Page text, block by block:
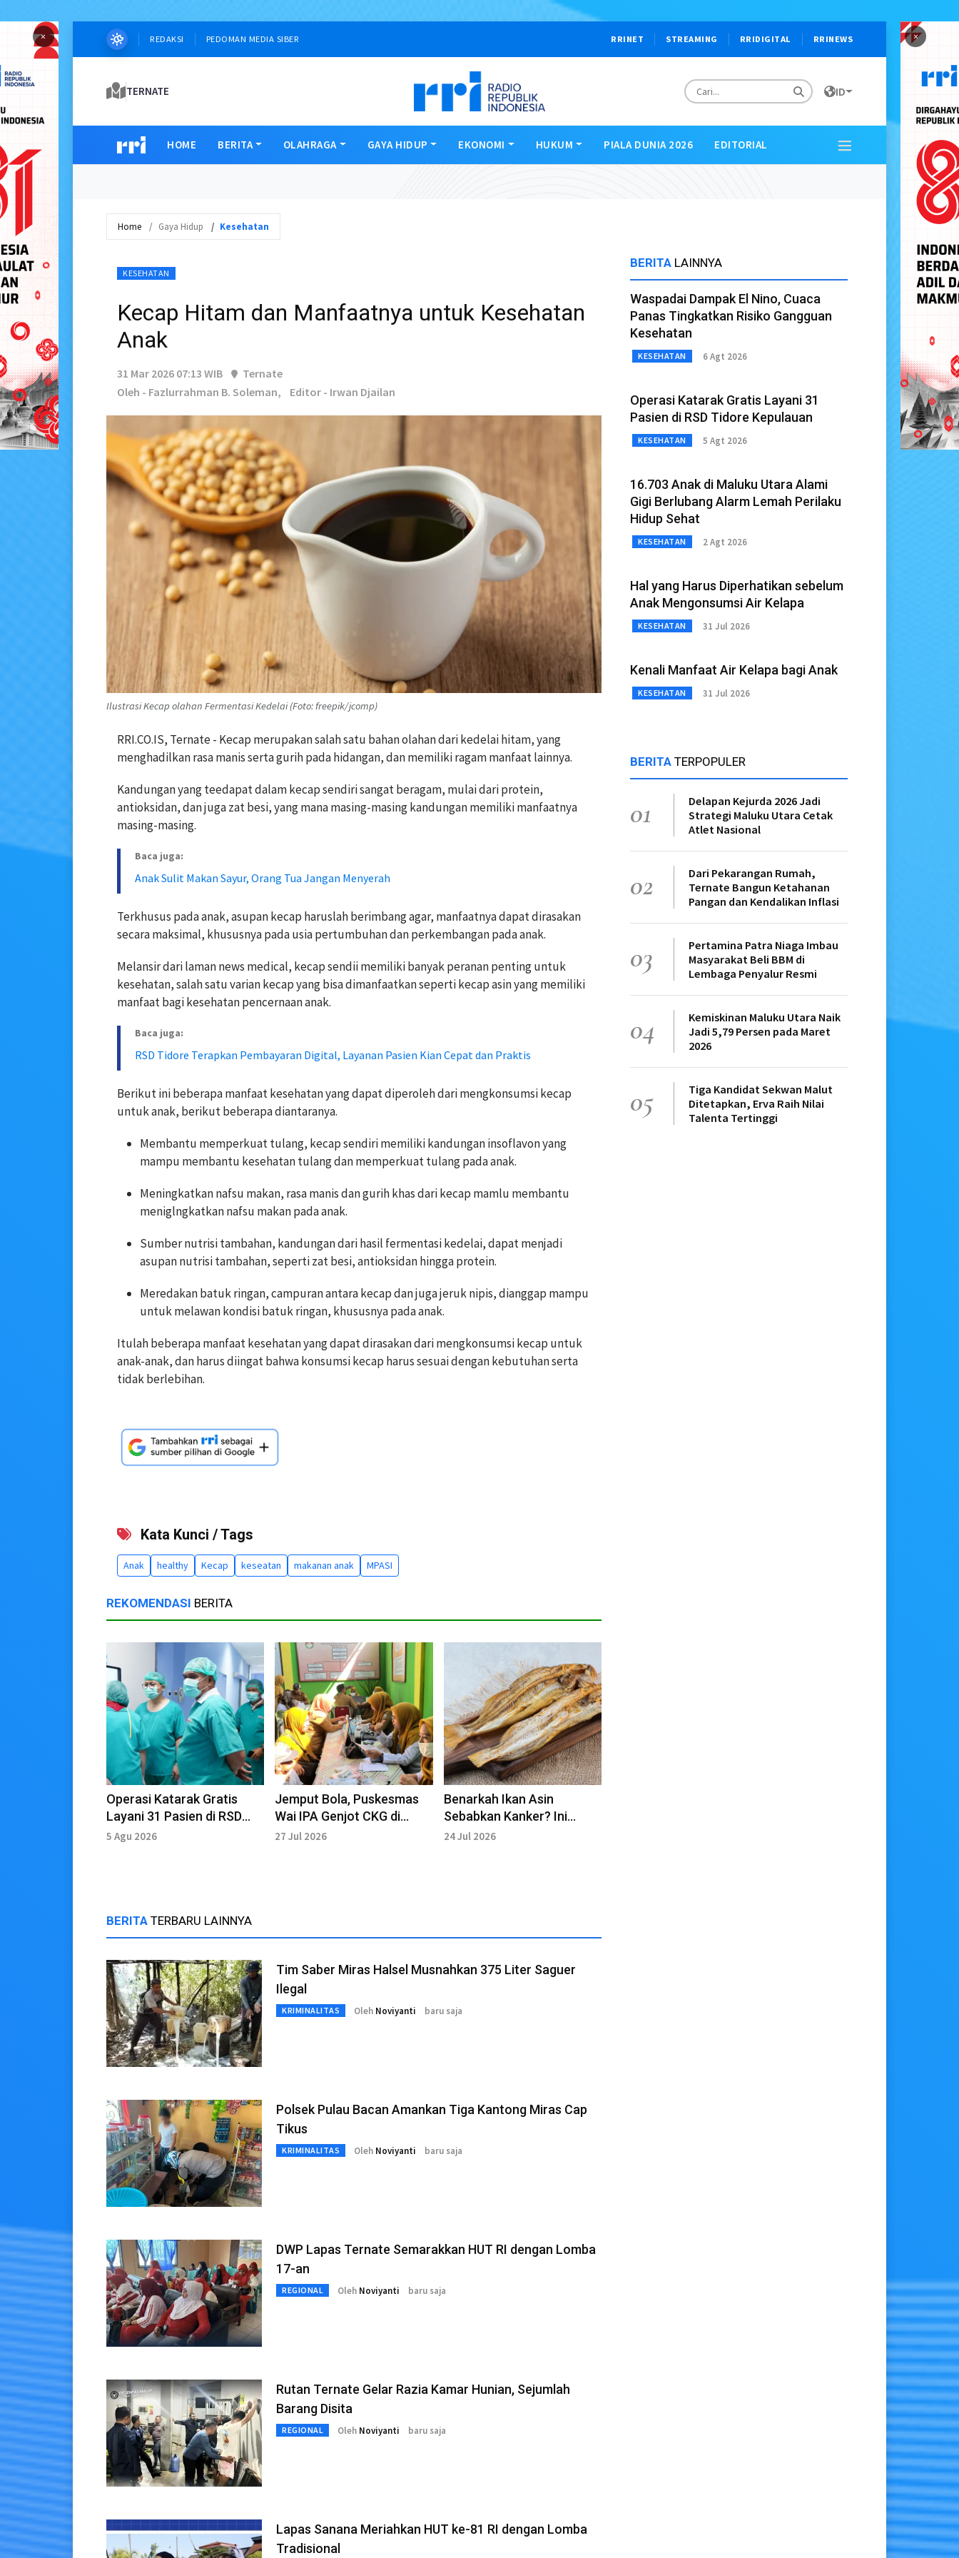
× ×
REDAKSI PEDOMAN MEDIA SIBER RRINET STREAMING RRIDIGITAL RRINEWS
TERNATE ID
HOME BERITA OLAHRAGA GAYA HIDUP EKONOMI HUKUM PIALA DUNIA 2026 EDITORIAL
Home Gaya Hidup Kesehatan
KESEHATAN
Kecap Hitam dan Manfaatnya untuk Kesehatan
Anak
31 Mar 2026 07:13 WIB
Ternate
Oleh - Fazlurrahman B. Soleman,
Editor - Irwan Djailan
Ilustrasi Kecap olahan Fermentasi Kedelai (Foto: freepik/jcomp)
RRI.CO.IS, Ternate - Kecap merupakan salah satu bahan olahan dari kedelai hitam, yang
menghadilkan rasa manis serta gurih pada hidangan, dan memiliki ragam manfaat lainnya.
Kandungan yang teedapat dalam kecap sendiri sangat beragam, mulai dari protein,
antioksidan, dan juga zat besi, yang mana masing-masing kandungan memiliki manfaatnya
masing-masing.
Baca juga:
Anak Sulit Makan Sayur, Orang Tua Jangan Menyerah
Terkhusus pada anak, asupan kecap haruslah berimbang agar, manfaatnya dapat dirasakan
secara maksimal, khususnya pada usia pertumbuhan dan perkembangan pada anak.
Melansir dari laman news medical, kecap sendii memiliki banyak peranan penting untuk
kesehatan, salah satu varian kecap yang bisa dimanfaatkan seperti kecap asin yang memiliki
manfaat bagi kesehatan pencernaan anak.
Baca juga:
RSD Tidore Terapkan Pembayaran Digital, Layanan Pasien Kian Cepat dan Praktis
Berikut ini beberapa manfaat kesehatan yang dapat diperoleh dari mengkonsumsi kecap
untuk anak, berikut beberapa diantaranya.
Membantu memperkuat tulang, kecap sendiri memiliki kandungan insoflavon yang
mampu membantu kesehatan tulang dan memperkuat tulang pada anak.
Meningkatkan nafsu makan, rasa manis dan gurih khas dari kecap mamlu membantu
meniglngkatkan nafsu makan pada anak.
Sumber nutrisi tambahan, kandungan dari hasil fermentasi kedelai, dapat menjadi
asupan nutrisi tambahan, seperti zat besi, antioksidan hingga protein.
Meredakan batuk ringan, campuran antara kecap dan juga jeruk nipis, dianggap mampu
untuk melawan kondisi batuk ringan, khususnya pada anak.
Itulah beberapa manfaat kesehatan yang dapat dirasakan dari mengkonsumsi kecap untuk
anak-anak, dan harus diingat bahwa konsumsi kecap harus sesuai dengan kebutuhan serta
tidak berlebihan.
Kata Kunci / Tags
Anak healthy Kecap keseatan makanan anak MPASI
REKOMENDASI BERITA
Operasi Katarak Gratis
Layani 31 Pasien di RSD
Tidore Kepulauan
5 Agu 2026
Jemput Bola, Puskesmas
Wai IPA Genjot CKG di
Perkantoran
27 Jul 2026
Benarkah Ikan Asin
Sebabkan Kanker? Ini
Faktanya!
24 Jul 2026
BERITA TERBARU LAINNYA
Tim Saber Miras Halsel Musnahkan 375 Liter Saguer
Ilegal
KRIMINALITAS Oleh Noviyanti baru saja
Polsek Pulau Bacan Amankan Tiga Kantong Miras Cap
Tikus
KRIMINALITAS Oleh Noviyanti baru saja
DWP Lapas Ternate Semarakkan HUT RI dengan Lomba
17-an
REGIONAL Oleh Noviyanti baru saja
Rutan Ternate Gelar Razia Kamar Hunian, Sejumlah
Barang Disita
REGIONAL Oleh Noviyanti baru saja
Lapas Sanana Meriahkan HUT ke-81 RI dengan Lomba
Tradisional
BERITA LAINNYA
Waspadai Dampak El Nino, Cuaca
Panas Tingkatkan Risiko Gangguan
Kesehatan
KESEHATAN 6 Agt 2026
Operasi Katarak Gratis Layani 31
Pasien di RSD Tidore Kepulauan
KESEHATAN 5 Agt 2026
16.703 Anak di Maluku Utara Alami
Gigi Berlubang Alarm Lemah Perilaku
Hidup Sehat
KESEHATAN 2 Agt 2026
Hal yang Harus Diperhatikan sebelum
Anak Mengonsumsi Air Kelapa
KESEHATAN 31 Jul 2026
Kenali Manfaat Air Kelapa bagi Anak
KESEHATAN 31 Jul 2026
BERITA TERPOPULER
01
Delapan Kejurda 2026 Jadi
Strategi Maluku Utara Cetak
Atlet Nasional
02
Dari Pekarangan Rumah,
Ternate Bangun Ketahanan
Pangan dan Kendalikan Inflasi
03
Pertamina Patra Niaga Imbau
Masyarakat Beli BBM di
Lembaga Penyalur Resmi
04
Kemiskinan Maluku Utara Naik
Jadi 5,79 Persen pada Maret
2026
05
Tiga Kandidat Sekwan Malut
Ditetapkan, Erva Raih Nilai
Talenta Tertinggi